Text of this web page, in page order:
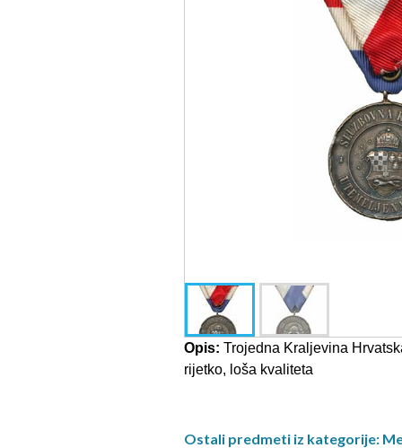
Opis: Trojedna Kraljevina
rijetko, loša kvaliteta
Ostali predmeti iz kategorije: